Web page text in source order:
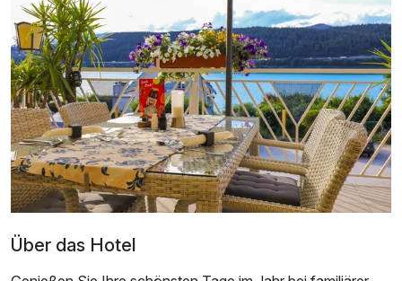
Doppelzimmer Seeseite
2 Erwachsene und 1 Kind
Über das Hotel